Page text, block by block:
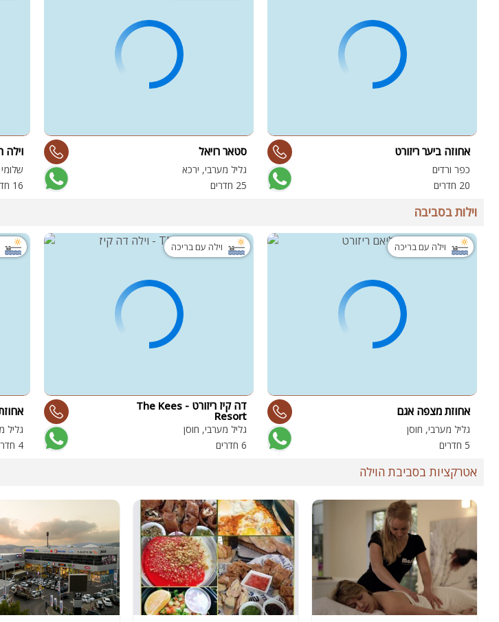
אחוזה ביער ריזורט
כפר ורדים
20 חדרים
סטאר רויאל
גליל מערבי, ירכא
25 חדרים
וילה
שלומי
16 חדרים
וילות בסביבה
וילה עם בריכה
אחוזת מצפה אגם
גליל מערבי, חוסן
5 חדרים
וילה עם בריכה
דה קיז ריזורט - The Kees
Resort
גליל מערבי, חוסן
6 חדרים
גליל
4 חדרים
אטרקציות בסביבת הוילה